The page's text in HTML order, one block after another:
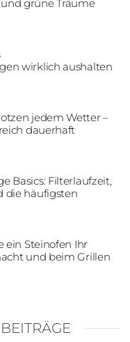
grüne Träume
wirklich aushalten
jedem Wetter –
dauerhaft
Basics: Filterlaufzeit,
die häufigsten
ein Steinofen Ihr
und beim Grillen